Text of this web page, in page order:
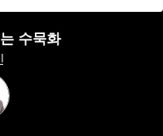
수묵화